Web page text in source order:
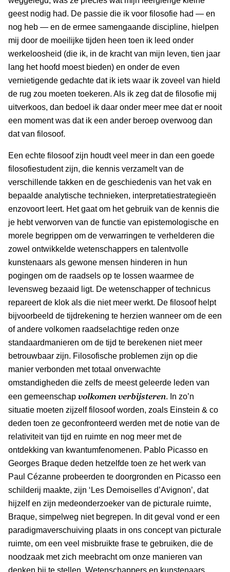
geest nodig had. De passie die ik voor filosofie had — en
nog heb — en de ermee samengaande discipline, hielpen
mij door de moeilijke tijden heen toen ik leed onder
werkeloosheid (die ik, in de kracht van mijn leven, tien jaar
lang het hoofd moest bieden) en onder de even
vernietigende gedachte dat ik iets waar ik zoveel van hield
de rug zou moeten toekeren. Als ik zeg dat de filosofie mij
uitverkoos, dan bedoel ik daar onder meer mee dat er nooit
een moment was dat ik een ander beroep overwoog dan
dat van filosoof.
Een echte filosoof zijn houdt veel meer in dan een goede
filosofiestudent zijn, die kennis verzamelt van de
verschillende takken en de geschiedenis van het vak en
bepaalde analytische technieken, interpretatiestrategieën
enzovoort leert. Het gaat om het gebruik van de kennis die
je hebt verworven van de functie van epistemologische en
morele begrippen om de verwarringen te verhelderen die
zowel ontwikkelde wetenschappers en talentvolle
kunstenaars als gewone mensen hinderen in hun
pogingen om de raadsels op te lossen waarmee de
levensweg bezaaid ligt. De wetenschapper of technicus
repareert de klok als die niet meer werkt. De filosoof helpt
bijvoorbeeld de tijdrekening te herzien wanneer om de een
of andere volkomen raadselachtige reden onze
standaardmanieren om de tijd te berekenen niet meer
betrouwbaar zijn. Filosofische problemen zijn op die
manier verbonden met totaal onverwachte
omstandigheden die zelfs de meest geleerde leden van
een gemeenschap volkomen verbijsteren. In zo’n
situatie moeten zijzelf filosoof worden, zoals Einstein & co
deden toen ze geconfronteerd werden met de notie van de
relativiteit van tijd en ruimte en nog meer met de
ontdekking van kwantumfenomenen. Pablo Picasso en
Georges Braque deden hetzelfde toen ze het werk van
Paul Cézanne probeerden te doorgronden en Picasso een
schilderij maakte, zijn ‘Les Demoiselles d’Avignon’, dat
hijzelf en zijn medeonderzoeker van de picturale ruimte,
Braque, simpelweg niet begrepen. In dit geval vond er een
paradigmaverschuiving plaats in ons concept van picturale
ruimte, om een veel misbruikte frase te gebruiken, die de
noodzaak met zich meebracht om onze manieren van
denken bij te stellen. Wetenschappers en kunstenaars